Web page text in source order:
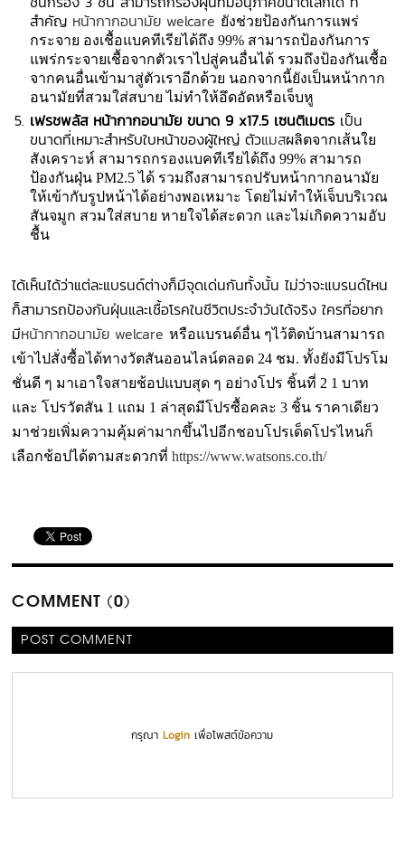
สำคัญ หน้ากากอนามัย welcare ยังช่วยป้องกันการแพร่
กระจาย องเชื้อแบคทีเรียได้ถึง 99% สามารถป้องกันการ
แพร่กระจายเชื้อจากตัวเราไปสู่คนอื่นได้ รวมถึงป้องกันเชื้อ
จากคนอื่นเข้ามาสู่ตัวเราอีกด้วย นอกจากนี้ยังเป็นหน้ากาก
อนามัยที่สวมใส่สบาย ไม่ทำให้อึดอัดหรือเจ็บหู
เฟรชพลัส หน้ากากอนามัย ขนาด 9 x17.5 เซนติเมตร เป็น
ขนาดที่เหมาะสำหรับใบหน้าของผู้ใหญ่ ตัวแมสผลิตจากเส้นใย
สังเคราะห์ สามารถกรองแบคทีเรียได้ถึง 99% สามารถ
ป้องกันฝุ่น PM2.5 ได้ รวมถึงสามารถปรับหน้ากากอนามัย
ให้เข้ากับรูปหน้าได้อย่างพอเหมาะ โดยไม่ทำให้เจ็บบริเวณ
สันจมูก สวมใส่สบาย หายใจได้สะดวก และไม่เกิดความอับ
ชื้น
ได้เห็นได้ว่าแต่ละแบรนด์ต่างก็มีจุดเด่นกันทั้งนั้น ไม่ว่าจะแบรนด์ไหน
ก็สามารถป้องกันฝุ่นและเชื้อโรคในชีวิตประจำวันได้จริง ใครที่อยาก
มีหน้ากากอนามัย welcare หรือแบรนด์อื่น ๆไว้ติดบ้านสามารถ
เข้าไปสั่งซื้อได้ทางวัตสันออนไลน์ตลอด 24 ชม. ทั้งยังมีโปรโม
ชั่นดี ๆ มาเอาใจสายช้อปแบบสุด ๆ อย่างโปร ชิ้นที่ 2 1 บาท
และ โปรวัตสัน 1 แถม 1 ล่าสุดมีโปรซื้อคละ 3 ชิ้น ราคาเดียว
มาช่วยเพิ่มความคุ้มค่ามากขึ้นไปอีกชอบโปรเด็ดโปรไหนก็
เลือกช้อปได้ตามสะดวกที่https://www.watsons.co.th/
COMMENT (0)
POST COMMENT
กรุณาLogin เพื่อโพสต์ข้อความ